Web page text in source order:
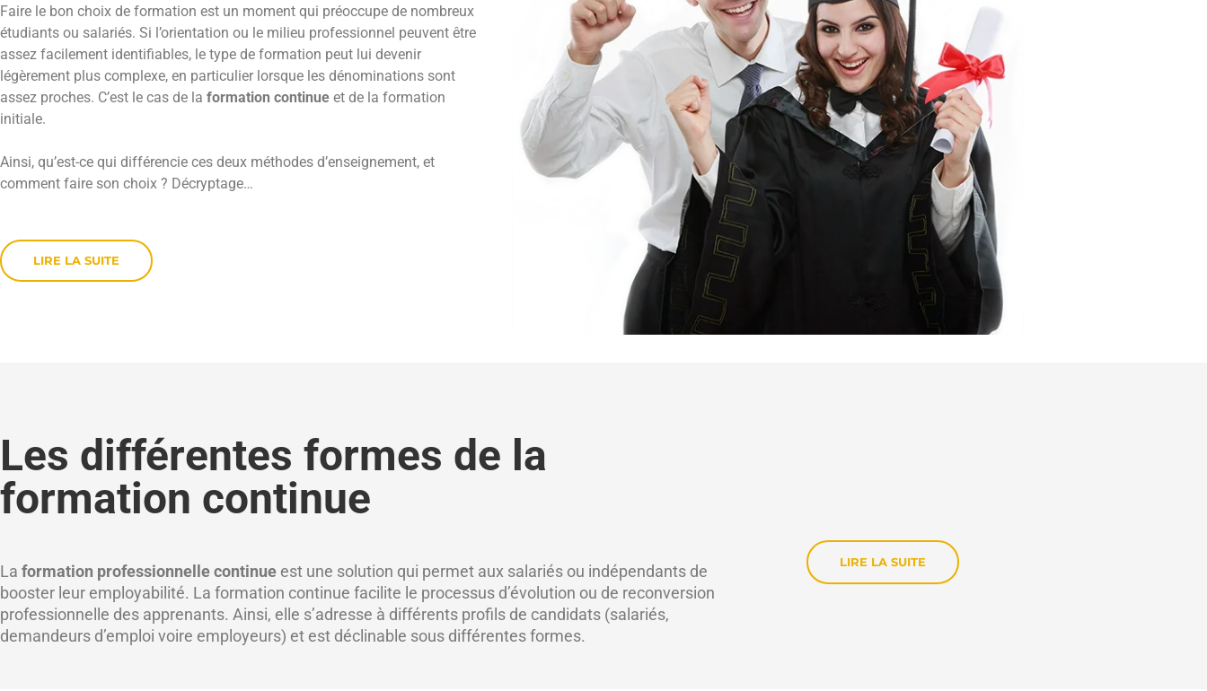
Faire le bon choix de formation est un moment qui préoccupe de nombreux
étudiants ou salariés. Si l’orientation ou le milieu professionnel peuvent être
assez facilement identifiables, le type de formation peut lui devenir
légèrement plus complexe, en particulier lorsque les dénominations sont
assez proches. C’est le cas de la formation continue et de la formation
initiale.
Ainsi, qu’est-ce qui différencie ces deux méthodes d’enseignement, et
comment faire son choix ? Décryptage…
LIRE LA SUITE
Les différentes formes de la
formation continue
La formation professionnelle continue est une solution qui permet aux salariés ou indépendants de
booster leur employabilité. La formation continue facilite le processus d’évolution ou de reconversion
professionnelle des apprenants. Ainsi, elle s’adresse à différents profils de candidats (salariés,
demandeurs d’emploi voire employeurs) et est déclinable sous différentes formes.
LIRE LA SUITE